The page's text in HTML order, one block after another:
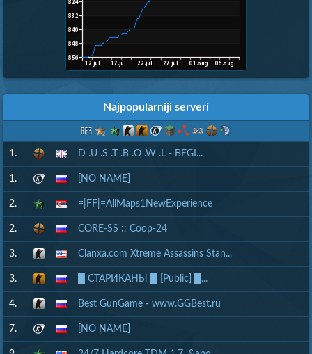
Najpopularniji serveri
1. D .U .S .T .B .O .W .L - BEGI...
1. [NO NAME]
2. =|FF|=AllMaps1NewExperience
2. CORE-SS :: Coop-24
3. Clanxa.com Xtreme Assassins Stan...
3. █ СТАРИКАНЫ █ [Public] █...
4. Best GunGame - www.GGBest.ru
7. [NO NAME]